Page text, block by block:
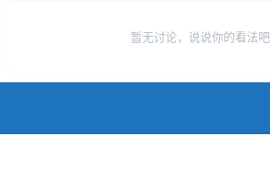
暂无讨论，说说你的看法吧